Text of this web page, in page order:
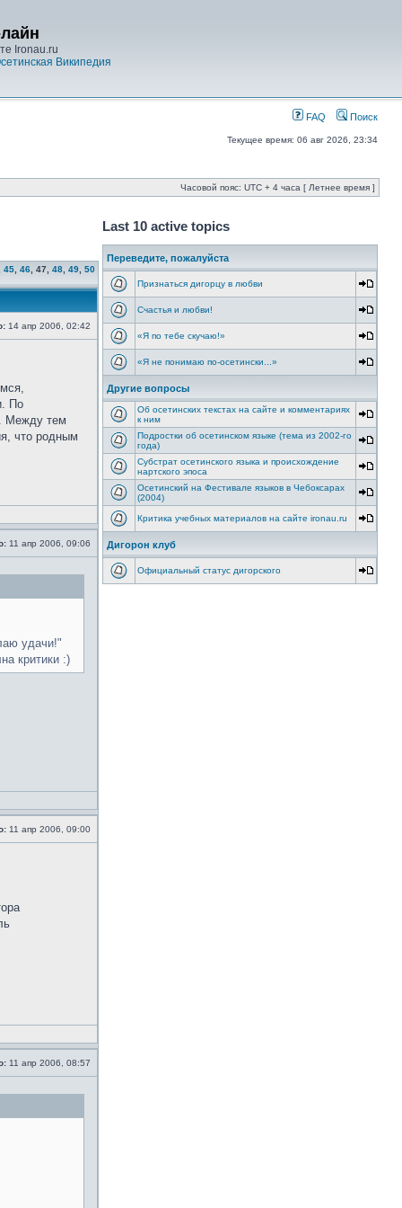
Ironau.ru
Википедия
FAQ Поиск
Текущее время: 06 авг 2026, 23:34
Часовой пояс: UTC + 4 часа [ Летнее время ]
45 46 47 48 49 50
14 апр 2006, 02:42
По
Между тем
что родным
11 апр 2006, 09:06
удачи!"
критики :)
11 апр 2006, 09:00
11 апр 2006, 08:57
Last 10 active topics
Переведите, пожалуйста
Признаться дигорцу в любви
Счастья и любви!
«Я по тебе скучаю!»
«Я не понимаю по-осетински...»
Другие вопросы
Об осетинских текстах на сайте и комментариях
к ним
Подростки об осетинском языке (тема из 2002-го
года)
Субстрат осетинского языка и происхождение
нартского эпоса
Осетинский на Фестивале языков в Чебоксарах
(2004)
Критика учебных материалов на сайте ironau.ru
Дигорон клуб
Официальный статус дигорского